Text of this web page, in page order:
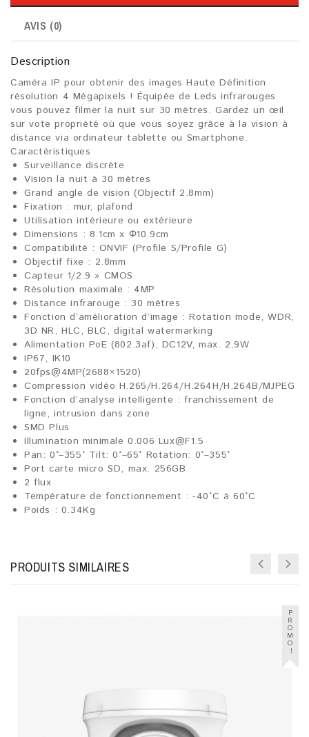
AVIS (0)
Description
Caméra IP pour obtenir des images Haute Définition
résolution 4 Mégapixels ! Équipée de Leds infrarouges
vous pouvez filmer la nuit sur 30 mètres. Gardez un œil
sur vote propriété où que vous soyez grâce à la vision à
distance via ordinateur tablette ou Smartphone.
Caractéristiques
Surveillance discrète
Vision la nuit à 30 mètres
Grand angle de vision (Objectif 2.8mm)
Fixation : mur, plafond
Utilisation intérieure ou extérieure
Dimensions : 8.1cm x Φ10.9cm
Compatibilité : ONVIF (Profile S/Profile G)
Objectif fixe : 2.8mm
Capteur 1/2.9 » CMOS
Résolution maximale : 4MP
Distance infrarouge : 30 mètres
Fonction d’amélioration d’image : Rotation mode, WDR,
3D NR, HLC, BLC, digital watermarking
Alimentation PoE (802.3af), DC12V, max. 2.9W
IP67, IK10
20fps@4MP(2688×1520)
Compression vidéo H.265/H.264/H.264H/H.264B/MJPEG
Fonction d’analyse intelligente : franchissement de
ligne, intrusion dans zone
SMD Plus
Illumination minimale 0.006 Lux@F1.5
Pan: 0°–355° Tilt: 0°–65° Rotation: 0°–355°
Port carte micro SD, max. 256GB
2 flux
Température de fonctionnement : -40°C à 60°C
Poids : 0.34Kg
PRODUITS SIMILAIRES
P
R
O
M
O
!